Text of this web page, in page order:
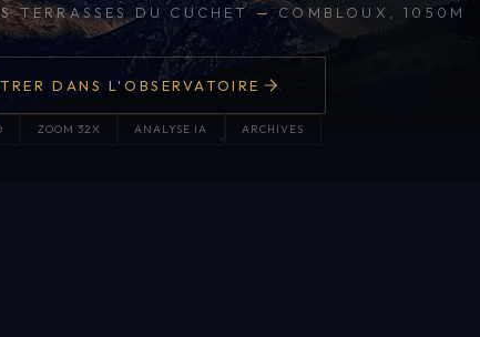
TERRASSES DU CUCHET —COMBLOUX, 1050M
DANS L'OBSERVATOIRE
ZOOM 32X ANALYSE IA ARCHIVES